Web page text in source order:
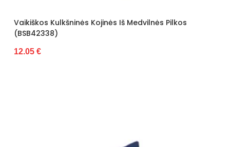
Vaikiškos Kulkšninės Kojinės Iš Medvilnės Pilkos
(BSB42338)
12.05 €